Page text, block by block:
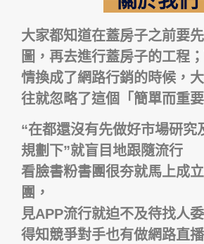
大家都知道在蓋房子之前要
圖，再去進行蓋房子的工程
情換成了網路行銷的時候，
往就忽略了這個「簡單而重
“在都還沒有先做好市場研究
規劃下”就盲目地跟隨流行
看臉書粉書團很夯就馬上成
團，
見APP流行就迫不及待找人
得知競爭對手也有做網路直